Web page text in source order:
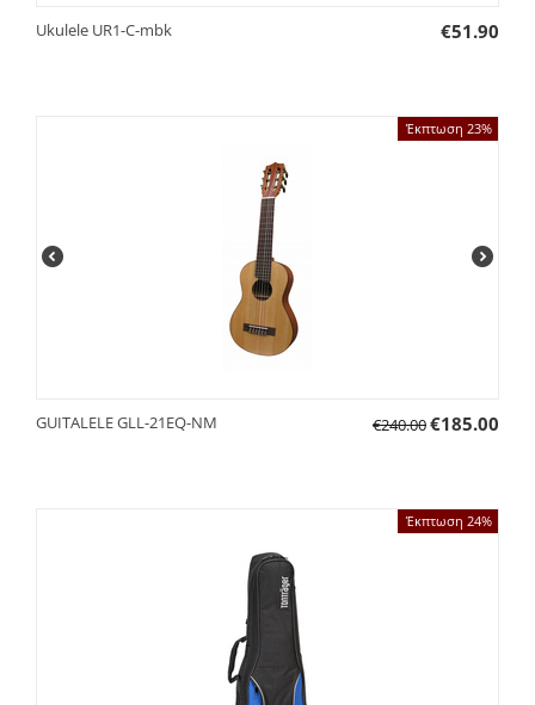
Ukulele UR1-C-mbk €51.90
Έκπτωση 23%
GUITALELE GLL-21EQ-NM €240.00€185.00
Έκπτωση 24%